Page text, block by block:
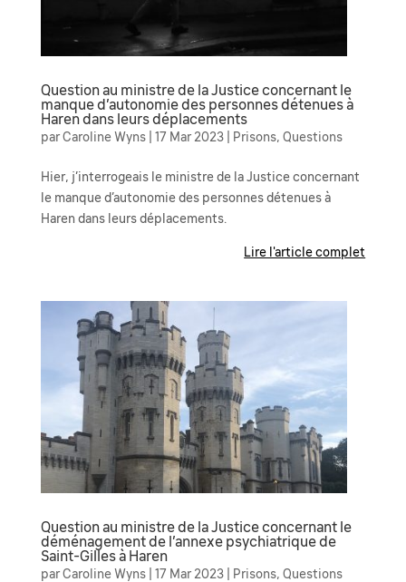
Question au ministre de la Justice concernant le
manque d’autonomie des personnes détenues à
Haren dans leurs déplacements
parCaroline Wyns| 17 Mar 2023| Prisons, Questions
Hier, j’interrogeais le ministre de la Justice concernant
le manque d’autonomie des personnes détenues à
Haren dans leurs déplacements.
Lire l'article complet
Question au ministre de la Justice concernant le
déménagement de l’annexe psychiatrique de
Saint-Gilles à Haren
parCaroline Wyns| 17 Mar 2023| Prisons, Questions